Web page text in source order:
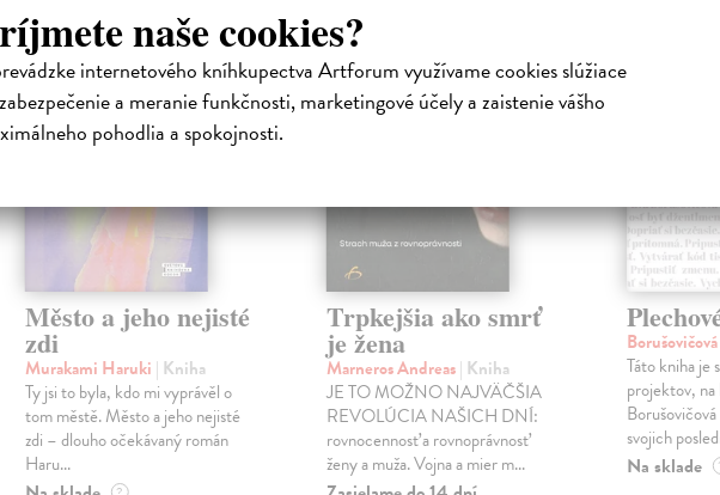
naše cookies?
internetového kníhkupectva Artforum využívame cookies slúžiace
a meranie funkčnosti, marketingové účely a zaistenie vášho
pohodlia a spokojnosti.
Město a jeho nejisté
zdi
Murakami Haruki | Kniha
Ty jsi to byla, kdo mi vyprávěl o
tom městě. Město a jeho nejisté
zdi – dlouho očekávaný román
Haru...
Trpkejšia ako smrť
je žena
Marneros Andreas| Kniha
JE TO MOŽNO NAJVÄČŠIA
REVOLÚCIA NAŠICH DNÍ:
rovnocennosť a rovnoprávnosť
ženy a muža. Vojna a mier m...
Táto kniha je
projektov,
svojich
Na sklade